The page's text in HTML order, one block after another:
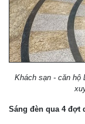
Khách sạn - căn hộ
Sáng đèn qua 4 đợt